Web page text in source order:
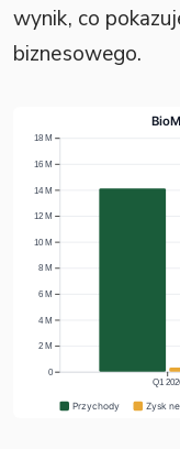
wynik, co
biznesowego.